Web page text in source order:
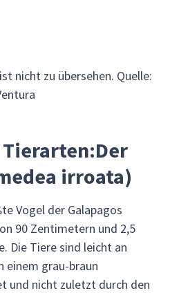
nicht zu übersehen. Quelle:
Tierarten:Der
irroata)
Vogel der Galapagos
90 Zentimetern und 2,5
Die Tiere sind leicht an
einem grau-braun
und nicht zuletzt durch den